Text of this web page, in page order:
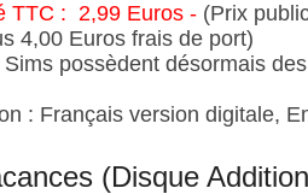
TTC : 2,99 Euros - (Prix
4,00 Euros frais de port)
possèdent désormais
: Français version digitale,
(Disque